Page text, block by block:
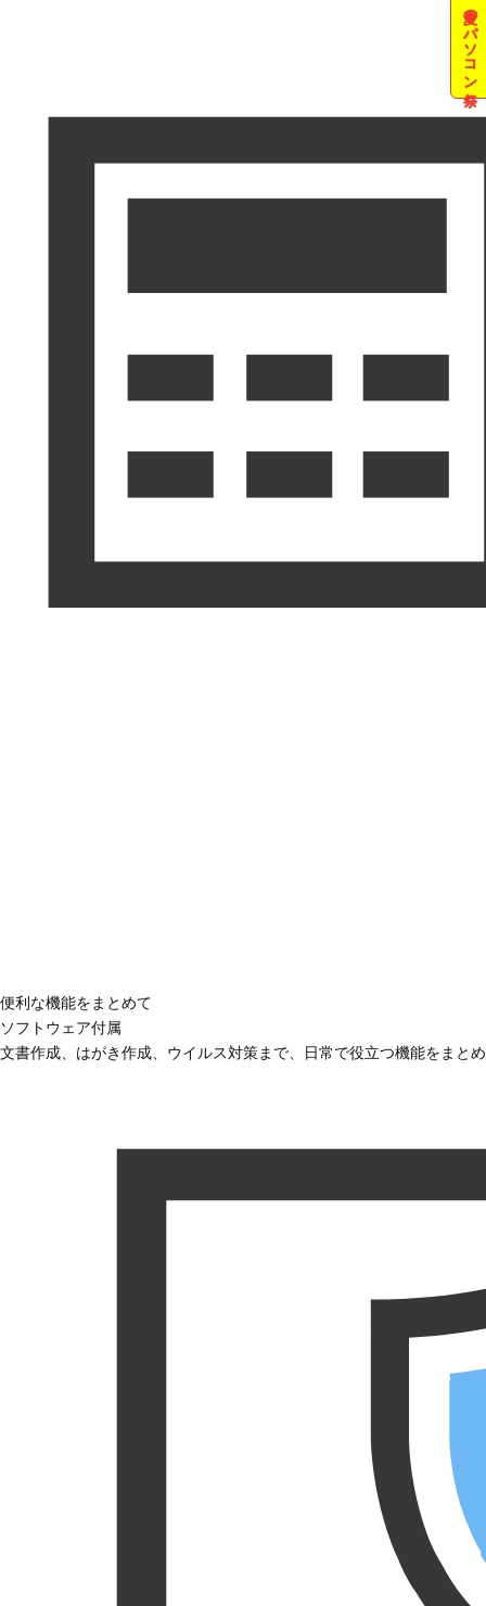
夏のパソコン祭
便利な機能をまとめて
ソフトウェア付属
文書作成、はがき作成、ウイルス対策まで、日常で役立つ機能をまと